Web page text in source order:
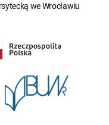
we Wrocławiu